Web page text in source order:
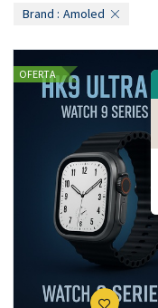
Brand : Amoled
OFERTA